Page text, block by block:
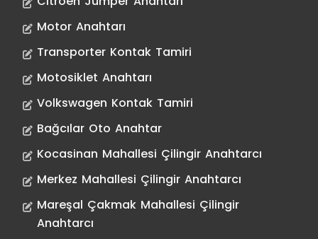
Motor Anahtarı
Transporter Kontak Tamiri
Motosiklet Anahtarı
Volkswagen Kontak Tamiri
Bağcılar Oto Anahtar
Kocasinan Mahallesi Çilingir Anahtarcı
Merkez Mahallesi Çilingir Anahtarcı
Mareşal Çakmak Mahallesi Çilingir
Anahtarcı